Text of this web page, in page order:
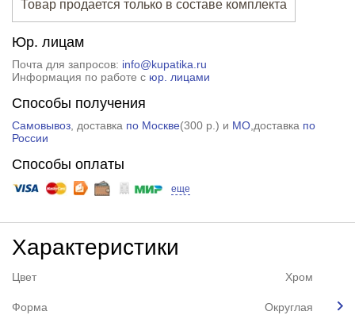
Товар продается только в составе комплекта
Юр. лицам
Почта для запросов: info@kupatika.ru
Информация по работе с юр. лицами
Способы получения
Самовывоз, доставка по Москве(300 р. ) и МО,доставка по
России
Способы оплаты
еще
Характеристики
Цвет Хром
Форма Округлая